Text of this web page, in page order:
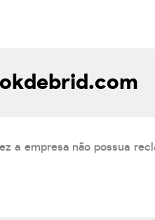
a empresa não possua